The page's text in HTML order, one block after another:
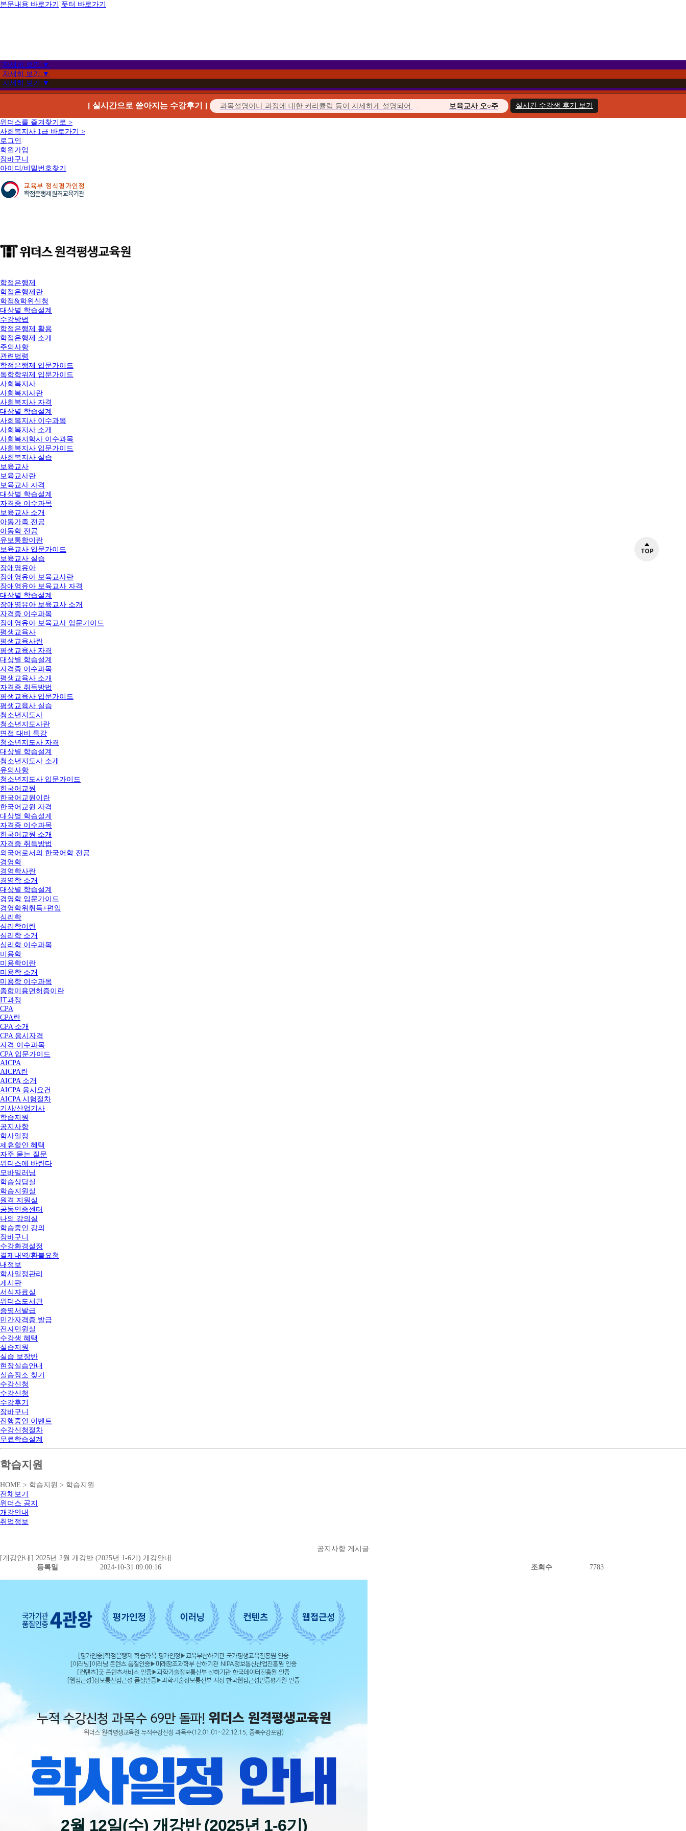
본문내용 바로가기 풋터 바로가기
자세히 보기 ▼
자세히 보기 ▼
자세히 보기 ▼
[ 실시간으로 쏟아지는 수강후기 ]
보육교사 오○주
이벤트를 통해 합리적인 가격에 수강할 수 있었고 강의의 질 또한 우수하여...
경영학 이○헌
실시간 수강생 후기 보기
위더스를 즐겨찾기로 >
사회복지사 1급 바로가기 >
로그인
회원가입
장바구니
아이디/비밀번호찾기
학점은행제
학점은행제란
학점&학위신청
대상별 학습설계
수강방법
학점은행제 활용
학점은행제 소개
주의사항
관련법령
학점은행제 입문가이드
독학학위제 입문가이드
사회복지사
사회복지사란
사회복지사 자격
대상별 학습설계
사회복지사 이수과목
사회복지사 소개
사회복지학사 이수과목
사회복지사 입문가이드
사회복지사 실습
보육교사
보육교사란
보육교사 자격
대상별 학습설계
자격증 이수과목
보육교사 소개
아동가족 전공
아동학 전공
유보통합이란
보육교사 입문가이드
보육교사 실습
장애영유아
장애영유아 보육교사란
장애영유아 보육교사 자격
대상별 학습설계
장애영유아 보육교사 소개
자격증 이수과목
장애영유아 보육교사 입문가이드
평생교육사
평생교육사란
평생교육사 자격
대상별 학습설계
자격증 이수과목
평생교육사 소개
자격증 취득방법
평생교육사 입문가이드
평생교육사 실습
청소년지도사
청소년지도사란
면접 대비 특강
청소년지도사 자격
대상별 학습설계
청소년지도사 소개
유의사항
청소년지도사 입문가이드
한국어교원
한국어교원이란
한국어교원 자격
대상별 학습설계
자격증 이수과목
한국어교원 소개
자격증 취득방법
외국어로서의 한국어학 전공
경영학
경영학사란
경영학 소개
대상별 학습설계
경영학 입문가이드
경영학위취득+편입
심리학
심리학이란
심리학 소개
심리학 이수과목
미용학
미용학이란
미용학 소개
미용학 이수과목
종합미용면허증이란
IT과정
CPA
CPA란
CPA 소개
CPA 응시자격
자격 이수과목
CPA 입문가이드
AICPA
AICPA란
AICPA 소개
AICPA 응시요건
AICPA 시험절차
기사/산업기사
학습지원
공지사항
학사일정
제휴할인 혜택
자주 묻는 질문
위더스에 바란다
모바일러닝
학습상담실
학습지원실
원격 지원실
공동인증센터
나의 강의실
학습중인 강의
장바구니
수강환경설정
결제내역/환불요청
내정보
학사일정관리
게시판
서식자료실
위더스도서관
증명서발급
민간자격증 발급
전자민원실
수강생 혜택
실습지원
실습 보장반
현장실습안내
실습장소 찾기
수강신청
수강신청
수강후기
장바구니
진행중인 이벤트
수강신청절차
무료학습설계
학습지원
HOME > 학습지원 > 학습지원
전체보기
위더스 공지
개강안내
취업정보
공지사항 게시글
[개강안내] 2025년 2월 개강반 (2025년 1-6기) 개강안내
등록일
2024-10-31 09:00:16 조회수 7783